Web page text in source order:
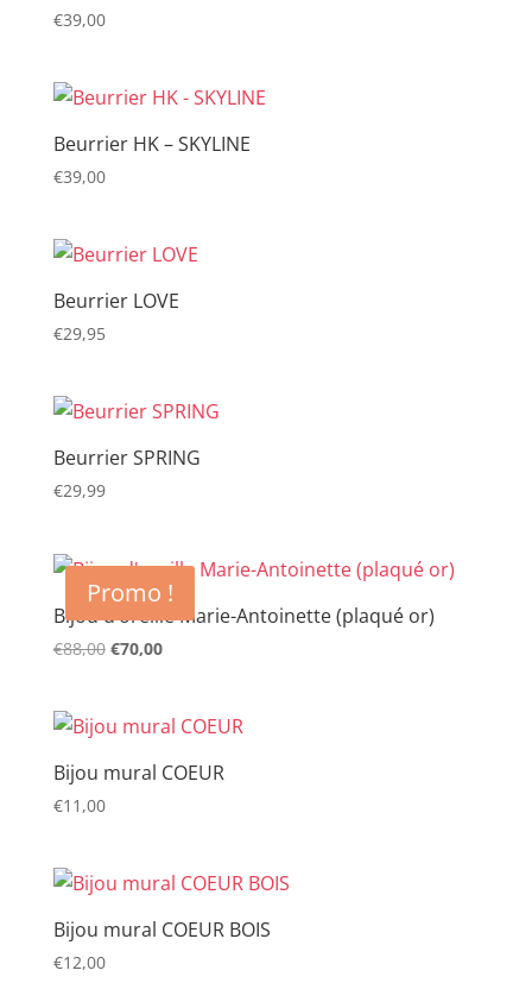
€39,00
Beurrier HK – SKYLINE
€39,00
Beurrier LOVE
€29,95
Beurrier SPRING
€29,99
Promo !
Bijou d’oreille Marie-Antoinette (plaqué or)
€88,00 Le
était :
€70,00Le
est :
Bijou mural COEUR
€11,00
Bijou mural COEUR BOIS
€12,00